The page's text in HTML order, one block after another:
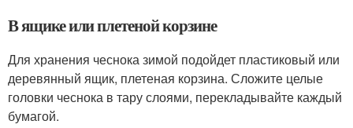
В ящике или плетеной корзине
Для хранения чеснока зимой подойдет пластиковый или
деревянный ящик, плетеная корзина. Сложите целые
головки чеснока в тару слоями, перекладывайте каждый
бумагой.